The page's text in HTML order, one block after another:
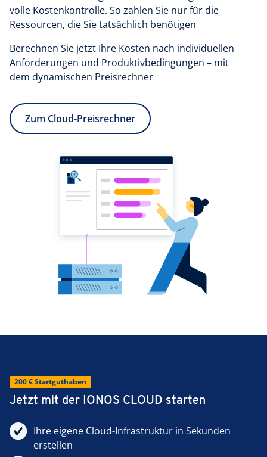
volle Kostenkontrolle. So zahlen Sie nur für die
Ressourcen, die Sie tatsächlich benötigen
Berechnen Sie jetzt Ihre Kosten nach individuellen
Anforderungen und Produktivbedingungen – mit
dem dynamischen Preisrechner
Zum Cloud-Preisrechner
200 € Startguthaben
Jetzt mit der IONOS CLOUD starten
Ihre eigene Cloud-Infrastruktur in Sekunden
erstellen